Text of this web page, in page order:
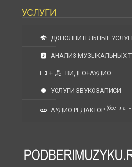
УСЛУГИ
ДОПОЛНИТЕЛЬНЫЕ
АНАЛИЗ МУЗЫКАЛЬНЫХ
+ ВИДЕО+АУДИО
УСЛУГИ ЗВУКОЗАПИСИ
АУДИО РЕДАКТОР